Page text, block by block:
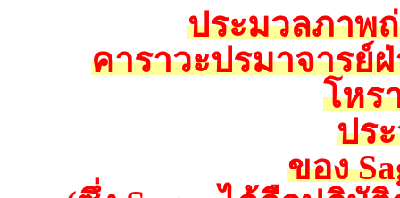
ประมวลภาพ
คาราวะปรมาจารย์
โหร
ปร
ของ